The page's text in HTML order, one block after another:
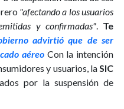
"afectando a los usuarios
y confirmadas". Te
advirtió que de ser
aéreoCon la intención
y usuarios, laSIC
por la suspensión de